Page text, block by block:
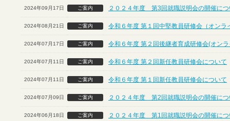
2024年09月17日 ご案内 ２０２４年度 第3回就職説明会の開催につ
2024年08月21日 ご案内 令和６年度 第１回中堅教員研修会（オンラ
2024年07月17日 ご案内 令和６年度 第２回後継者育成研修会(オン
2024年07月11日 ご案内 令和６年度 第２回新任教員研修会について
2024年07月11日 ご案内 令和６年度 第１回新任教員研修会について
2024年07月09日 ご案内 ２０２４年度 第2回就職説明会の開催につ
2024年06月18日 ご案内 ２０２４年度 第1回就職説明会の開催につ